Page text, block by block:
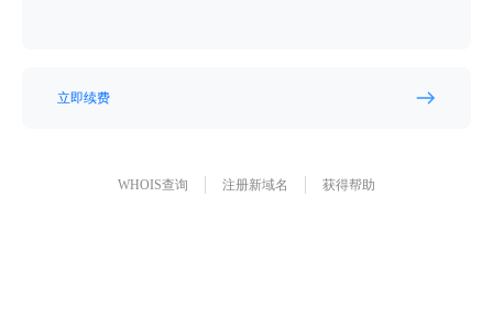
立即续费
WHOIS查询 注册新域名 获得帮助